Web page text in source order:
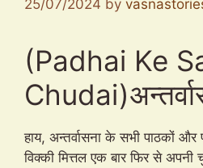
25/07/2024 by
(Padhai Ke
हाय, अन्तर्वासना के सभी पाठकों
विक्की मित्तल एक बार फिर से